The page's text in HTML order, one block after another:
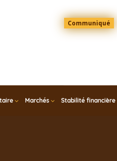
Menu
Top
Communiqué
Marchés Stabilité financière